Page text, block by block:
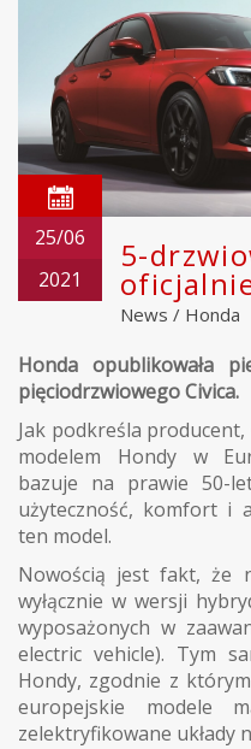
25/06
2021
5-
News / Honda
Honda opublikowała
pięciodrzwiowego Civica.
Jak podkreśla
modelem Hondy w
bazuje na prawie 50-
użyteczność, komfort i
ten model.
Nowością jest fakt, że
wyłącznie w wersji
wyposażonych w
electric vehicle). Tym
Hondy, zgodnie z
europejskie modele
zelektryfikowane układy